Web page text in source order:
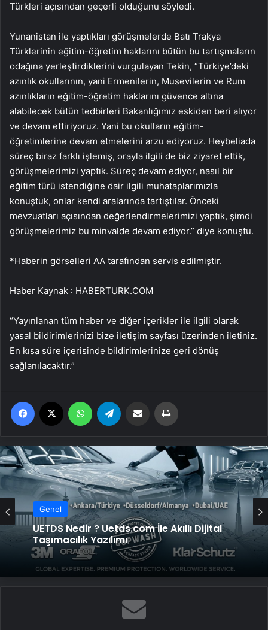
Türkleri açısından geçerli olduğunu söyledi.
Yunanistan ile yaptıkları görüşmelerde Batı Trakya
Türklerinin eğitim-öğretim haklarını bütün bu tartışmaların
odağına yerleştirdiklerini vurgulayan Tekin, “Türkiye’deki
azınlık okullarının, yani Ermenilerin, Musevilerin ve Rum
azınlıkların eğitim-öğretim haklarını güvence altına
alabilecek bütün tedbirleri Bakanlığımız eskiden beri alıyor
ve devam ettiriyoruz. Yani bu okulların eğitim-
öğretimlerine devam etmelerini arzu ediyoruz. Heybeliada
süreç biraz farklı işlemiş, orayla ilgili de biz ziyaret ettik,
görüşmelerimizi yaptık. Süreç devam ediyor, nasıl bir
eğitim türü istendiğine dair ilgili muhataplarımızla
konuştuk, onlar kendi aralarında tartıştılar. Önceki
mevzuatları açısından değerlendirmelerimizi yaptık, şimdi
görüşmelerimiz bu minvalde devam ediyor.” diye konuştu.
*Haberin görselleri AA tarafından servis edilmiştir.
Haber Kaynak : HABERTURK.COM
“Yayınlanan tüm haber ve diğer içerikler ile ilgili olarak
yasal bildirimlerinizi bize iletişim sayfası üzerinden iletiniz.
En kısa süre içerisinde bildirimlerinize geri dönüş
sağlanılacaktır.”
Facebook WhatsApp Email'den paylaş
Genel
UETDS Nedir ? Uetds.com İle Akıllı Dijital
Taşımacılık Yazılımı